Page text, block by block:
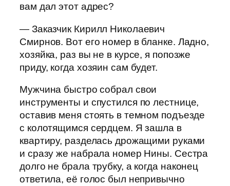
вам дал этот адрес?
— Заказчик Кирилл Николаевич
Смирнов. Вот его номер в бланке. Ладно,
хозяйка, раз вы не в курсе, я попозже
приду, когда хозяин сам будет.
Мужчина быстро собрал свои
инструменты и спустился по лестнице,
оставив меня стоять в темном подъезде
с колотящимся сердцем. Я зашла в
квартиру, разделась дрожащими руками
и сразу же набрала номер Нины. Сестра
долго не брала трубку, а когда наконец
ответила, её голос был непривычно